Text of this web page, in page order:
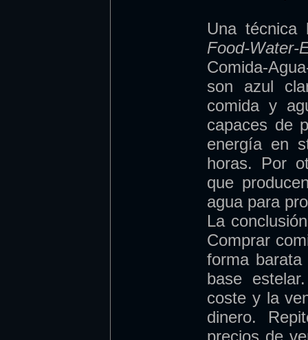
Una técnica
Food-Water-
Comida-
son azul
comida y
capaces de
energía en
horas. Por
que
agua para
La
Comprar
forma
base
coste y la
dinero.
precios de